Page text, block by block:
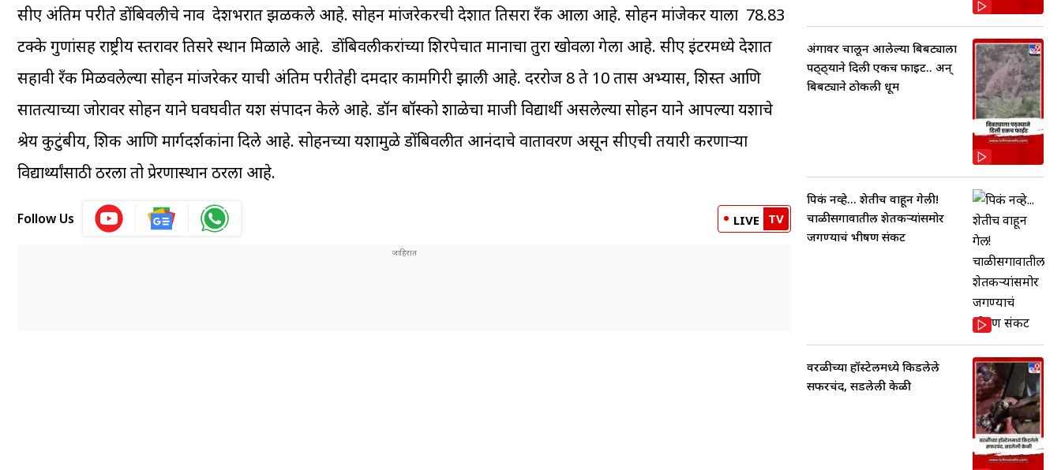
सीए अंतिम परीक्षेत डोंबिवलीचे नाव देशभरात झळकले आहे. सोहन मांजरेकरची देशात तिसरा रँक आला आहे. सोहन मांजेकर याला 78.83
टक्के गुणांसह राष्ट्रीय स्तरावर तिसरे स्थान मिळाले आहे. डोंबिवलीकरांच्या शिरपेचात मानाचा तुरा खोवला गेला आहे. सीए इंटरमध्ये देशात
सहावी रँक मिळवलेल्या सोहन मांजरेकर याची अंतिम परीक्षेतही दमदार कामगिरी झाली आहे. दररोज 8 ते 10 तास अभ्यास, शिस्त आणि
सातत्याच्या जोरावर सोहन याने घवघवीत यश संपादन केले आहे. डॉन बॉस्को शाळेचा माजी विद्यार्थी असलेल्या सोहन याने आपल्या यशाचे
श्रेय कुटुंबीय, शिक्षक आणि मार्गदर्शकांना दिले आहे. सोहनच्या यशामुळे डोंबिवलीत आनंदाचे वातावरण असून सीएची तयारी करणाऱ्या
विद्यार्थ्यांसाठी ठरला तो प्रेरणास्थान ठरला आहे.
Follow Us LIVE TV
अंगावर चालून आलेल्या बिबट्याला
पठ्ठ्याने दिली एकच फाईट.. अन्
बिबट्याने ठोकली धूम
पिकं नव्हे... शेतीच वाहून गेली!
चाळीसगावातील शेतकऱ्यांसमोर
जगण्याचं भीषण संकट
वरळीच्या हॉस्टेलमध्ये किडलेले
सफरचंद, सडलेली केळी